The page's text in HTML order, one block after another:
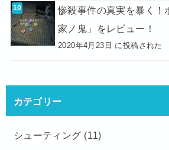
惨殺事件の真実を暴く！
家ノ鬼」をレビュー！
2020年4月23日 に投稿された
カテゴリー
シューティング (11)